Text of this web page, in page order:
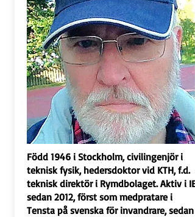
Född 1946 i Stockholm, civilingenjör i
teknisk fysik, hedersdoktor vid KTH, f.d.
teknisk direktör i Rymdbolaget. Aktiv i IB
sedan 2012, först som medpratare i
Tensta på svenska för invandrare, sedan